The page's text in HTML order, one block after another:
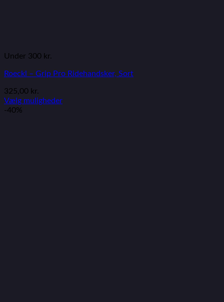
Under 300 kr.
Roeckl – Grip Pro Ridehandsker, Sort
325,00 kr.
Vælg muligheder
-40%